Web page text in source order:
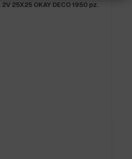
2V 25X25 OKAY DECO 1950 pz.